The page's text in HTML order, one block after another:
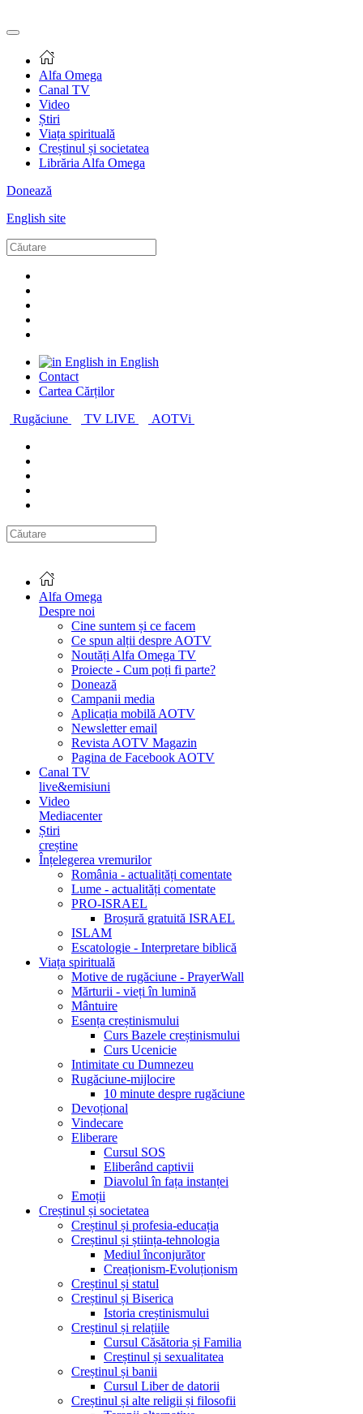
Alfa Omega
Canal TV
Video
Știri
Viața spirituală
Creștinul și societatea
Librăria Alfa Omega
Donează
English site
in English
Contact
Cartea Cărților
Rugăciune
TV LIVE AOTVi
Alfa Omega
Despre noi
Cine suntem și ce facem
Ce spun alții despre AOTV
Noutăți Alfa Omega TV
Proiecte - Cum poți fi parte?
Donează
Campanii media
Aplicația mobilă AOTV
Newsletter email
Revista AOTV Magazin
Pagina de Facebook AOTV
Canal TV
live&emisiuni
Video
Mediacenter
Știri
creștine
Înțelegerea vremurilor
România - actualități comentate
Lume - actualități comentate
PRO-ISRAEL
Broșură gratuită ISRAEL
ISLAM
Escatologie - Interpretare biblică
Viața spirituală
Motive de rugăciune - PrayerWall
Mărturii - vieți în lumină
Mântuire
Esența creștinismului
Curs Bazele creștinismului
Curs Ucenicie
Intimitate cu Dumnezeu
Rugăciune-mijlocire
10 minute despre rugăciune
Devoțional
Vindecare
Eliberare
Cursul SOS
Eliberând captivii
Diavolul în fața instanței
Emoții
Creștinul și societatea
Creștinul și profesia-educația
Creștinul și știința-tehnologia
Mediul înconjurător
Creaționism-Evoluționism
Creștinul și statul
Creștinul și Biserica
Istoria creștinismului
Creștinul și relațiile
Cursul Căsătoria și Familia
Creștinul și sexualitatea
Creștinul și banii
Cursul Liber de datorii
Creștinul și alte religii și filosofii